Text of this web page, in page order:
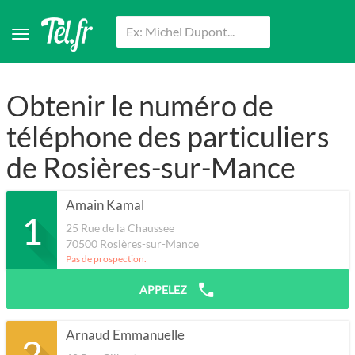
Obtenir le numéro de
téléphone des particuliers
de Rosières-sur-Mance
1
Amain Kamal
25 Rue de la Chaussee
70500 Rosières-sur-Mance
Pas de prospection.
APPELEZ
Arnaud Emmanuelle